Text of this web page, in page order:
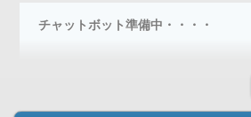
チャットボット準備中・・・・